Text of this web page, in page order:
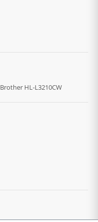
Brother HL-L3210CW